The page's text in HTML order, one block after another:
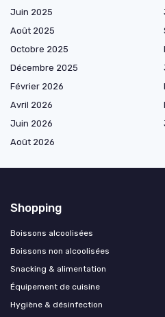
Juin 2025
Août 2025
Octobre 2025
Décembre 2025
Février 2026
Avril 2026
Juin 2026
Août 2026
Shopping
Boissons alcoolisées
Boissons non alcoolisées
Snacking & alimentation
Équipement de cuisine
Hygiène & désinfection